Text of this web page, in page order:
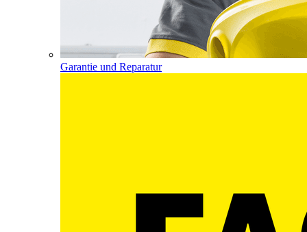
Garantie und Reparatur